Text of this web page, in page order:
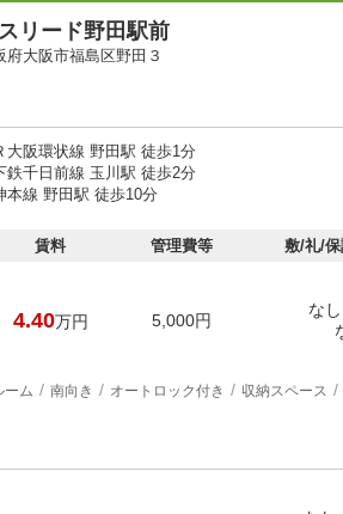
リード野田駅前
府大阪市福島区野田３
大阪環状線 野田駅 徒歩1分
鉄千日前線 玉川駅 徒歩2分
本線 野田駅 徒歩10分
賃料 管理費等 敷/礼/
4.40万円 5,000円
な
ーム 南向き オートロック付き 収納スペース